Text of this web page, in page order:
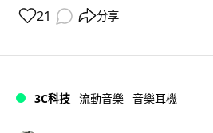
21 分享
3C科技 流動音樂 音樂耳機